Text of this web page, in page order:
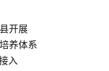
开展
养体系
入